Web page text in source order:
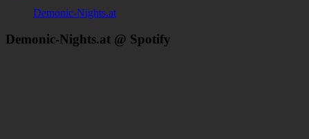
Demonic-Nights.at
Demonic-Nights.at @ Spotify